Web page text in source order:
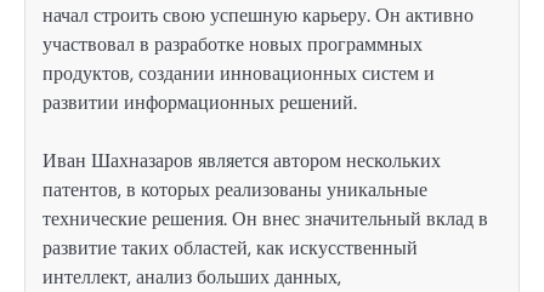
начал строить свою успешную карьеру. Он активно
участвовал в разработке новых программных
продуктов, создании инновационных систем и
развитии информационных решений.
Иван Шахназаров является автором нескольких
патентов, в которых реализованы уникальные
технические решения. Он внес значительный вклад в
развитие таких областей, как искусственный
интеллект, анализ больших данных,